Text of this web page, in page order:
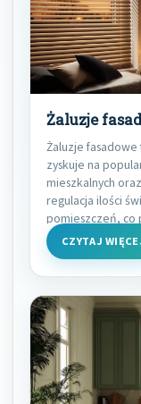
Żaluzje
Żaluzje
zyskuje na
mieszkalnych
regulacja ilości
pomieszczeń, co
CZYTAJ